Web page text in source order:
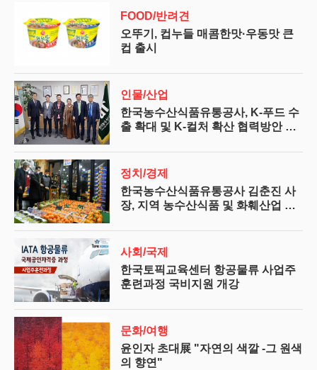
FOOD/반려견
오뚜기, 컵누들 매콤한맛·우동맛 큰
컵 출시
인물/산업
한국농수산식품유통공사, K-푸드 수
출 확대 및 K-컬처 확산 협력방안 논
정치/경제
한국농수산식품유통공사 김춘진 사
장, 지역 농수산식품 및 화훼산업 활
사회/국제
한국토픽교육센터 항공물류 사업주
훈련과정 국비지원 개강
문화/여행
윤인자 초대展 "자연의 색깔 -그 원색
의 향연"